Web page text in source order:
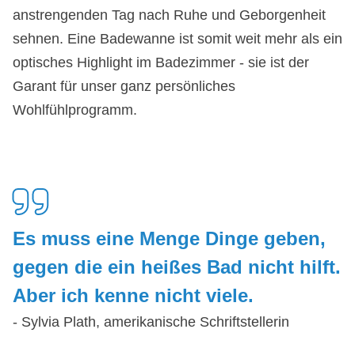
anstrengenden Tag nach Ruhe und Geborgenheit
sehnen. Eine Badewanne ist somit weit mehr als ein
optisches Highlight im Badezimmer - sie ist der
Garant für unser ganz persönliches
Wohlfühlprogramm.
Es muss eine Men­ge Din­ge ge­ben,
ge­gen die ein hei­ßes Bad nicht hil­ft.
Aber ich ken­ne nicht vie­le.
- Sylvia Plath, amerikanische Schriftstellerin